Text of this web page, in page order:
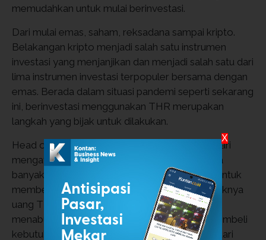
memudahkan untuk mulai berinvestasi.
Dari mulai emas, saham, reksadana sampai kripto.
Belakangan kripto menjadi salah satu instrumen
investasi yang menjanjikan dan menjadi salah satu dari
lima instrumen investasi terpopuler bersama dengan
emas. Berada dalam situasi pandemi seperti sekarang
ini, berinvestasi menggunakan THR merupakan
langkah yang bijak untuk dilakukan.
Head of Growth Zipmex Indonesia, Siska Lestari
mengatakan beberapa hari menjelang hari raya
banyak orang yang menghabiskan uang THR untuk
membeli hal-hal yang sifatnya konsumtif. Sebaiknya
uang THR digunakan untuk membayar utang,
menabung, membayar zakat, dana darurat, membeli
kebutuhan lain untuk hari raya, dan 10% - 20% dari
X